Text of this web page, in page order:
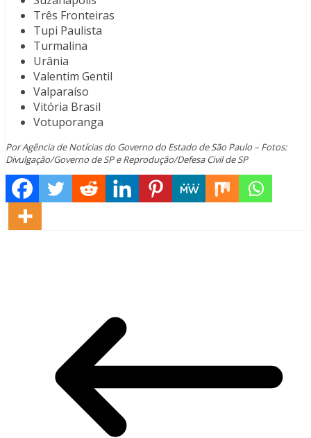
Três Fronteiras
Tupi Paulista
Turmalina
Urânia
Valentim Gentil
Valparaíso
Vitória Brasil
Votuporanga
Por Agência de Notícias do Governo do Estado de São Paulo – Fotos:
Divulgação/Governo de SP e Reprodução/Defesa Civil de SP